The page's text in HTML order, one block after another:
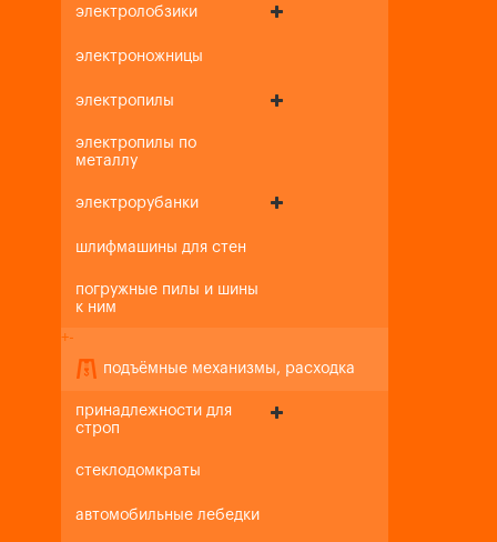
электролобзики
электроножницы
электропилы
электропилы по
металлу
электрорубанки
шлифмашины для стен
погружные пилы и шины
к ним
+-
подъёмные механизмы, расходка
принадлежности для
строп
стеклодомкраты
автомобильные лебедки